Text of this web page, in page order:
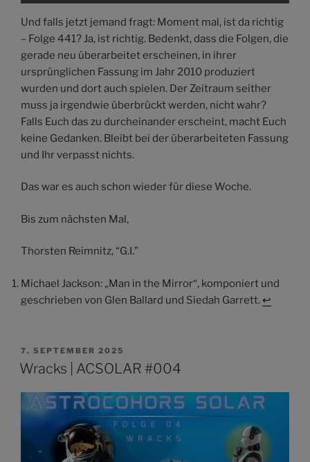
Und falls jetzt jemand fragt: Moment mal, ist da richtig
– Folge 441? Ja, ist richtig. Bedenkt, dass die Folgen, die
gerade neu überarbeitet erscheinen, in ihrer
ursprünglichen Fassung im Jahr 2010 produziert
wurden und dort auch spielen. Der Zeitraum seither
muss ja irgendwie überbrückt werden, nicht wahr?
Falls Euch das zu durcheinander erscheint, macht Euch
keine Gedanken. Bleibt bei der überarbeiteten Fassung
und Ihr verpasst nichts.
Das war es auch schon wieder für diese Woche.
Bis zum nächsten Mal,
Thorsten Reimnitz, “G.I.”
Michael Jackson: „Man in the Mirror“, komponiert und
geschrieben von Glen Ballard und Siedah Garrett. ↩︎
VERÖFFENTLICHT
AM
7. SEPTEMBER 2025
Wracks | ACSOLAR #004